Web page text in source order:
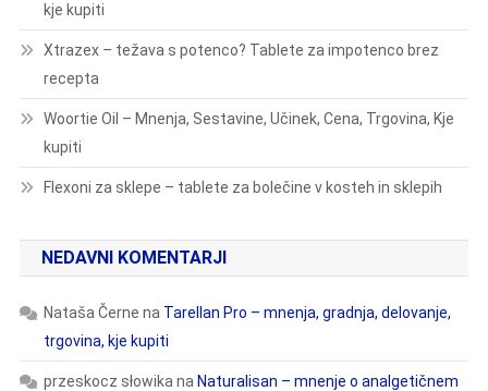
kje kupiti
Xtrazex – težava s potenco? Tablete za impotenco brez
recepta
Woortie Oil – Mnenja, Sestavine, Učinek, Cena, Trgovina, Kje
kupiti
Flexoni za sklepe – tablete za bolečine v kosteh in sklepih
NEDAVNI KOMENTARJI
Nataša Černe na Tarellan Pro – mnenja, gradnja, delovanje,
trgovina, kje kupiti
przeskocz słowika na Naturalisan – mnenje o analgetičnem